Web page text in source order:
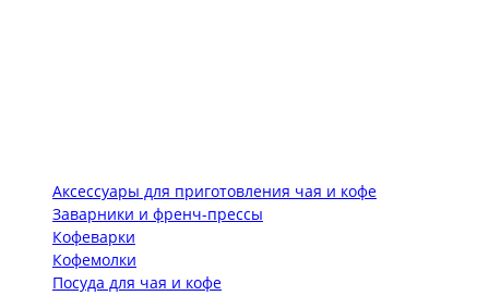
Аксессуары для приготовления чая и кофе
Заварники и френч-прессы
Кофеварки
Кофемолки
Посуда для чая и кофе